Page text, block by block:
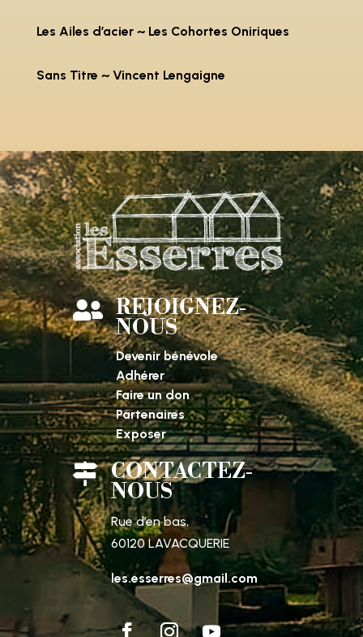
Les Ailes d’acier ~ Les Cohortes Oniriques
Sans Titre ~ Vincent Lengaigne
 REJOIGNEZ-
NOUS
Devenir bénévole
Adhérer
Faire un don
Partenaires
Exposer
 CONTACTEZ-
NOUS
Rue d’en bas,
60120 LAVACQUERIE
les.esserres@gmail.com